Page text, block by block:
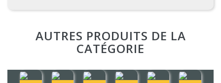
AUTRES PRODUITS DE LA
CATÉGORIE